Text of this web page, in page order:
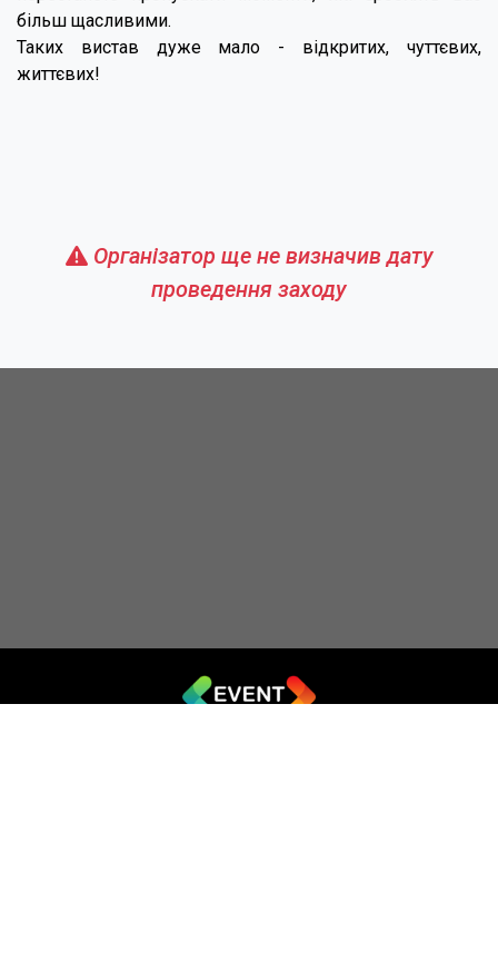
більш щасливими.
Таких вистав дуже мало - відкритих, чуттєвих,
життєвих!
Організатор ще не визначив дату
проведення заходу